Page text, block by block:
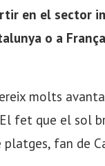
en el sector
o a
molts
fet que el sol
fan de